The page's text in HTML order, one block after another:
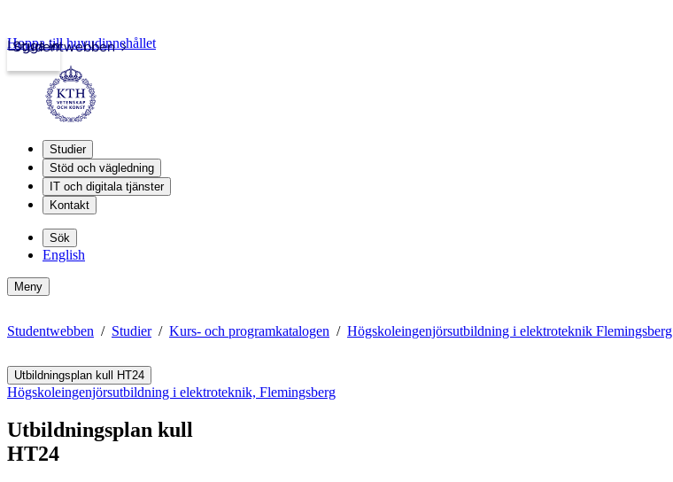
Studentwebben
Logga in
Hoppa till huvudinnehållet
Studier
Stöd och vägledning
IT och digitala tjänster
Kontakt
Sök
English
Meny
Studentwebben Studier Kurs- och programkatalogen Högskoleingenjörsutbildning i elektroteknik Flemingsberg
Utbildningsplan kull HT24
Högskoleingenjörsutbildning i elektroteknik, Flemingsberg
Utbildningsplan kull
HT24